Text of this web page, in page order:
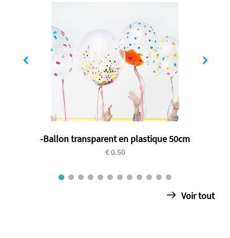
-Ballon transparent en plastique 50cm
€ 0.50
Voir tout